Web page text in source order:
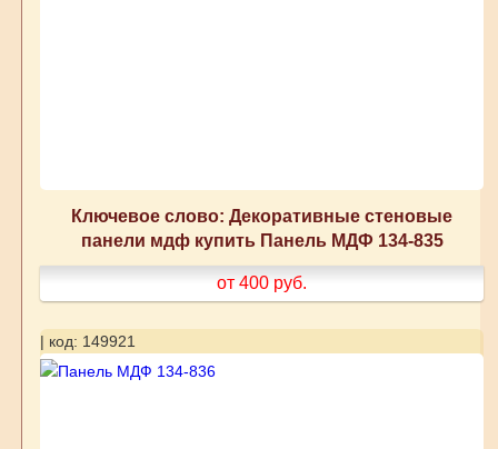
Ключевое слово: Декоративные стеновые
панели мдф купить Панель МДФ 134-835
от 400 руб.
| код: 149921